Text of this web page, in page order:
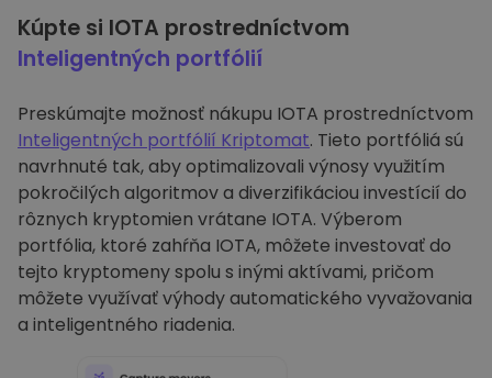
Kúpte si IOTA prostredníctvom
Inteligentných portfólií
Preskúmajte možnosť nákupu IOTA prostredníctvom
Inteligentných portfólií Kriptomat. Tieto portfóliá sú
navrhnuté tak, aby optimalizovali výnosy využitím
pokročilých algoritmov a diverzifikáciou investícií do
rôznych kryptomien vrátane IOTA. Výberom
portfólia, ktoré zahŕňa IOTA, môžete investovať do
tejto kryptomeny spolu s inými aktívami, pričom
môžete využívať výhody automatického vyvažovania
a inteligentného riadenia.